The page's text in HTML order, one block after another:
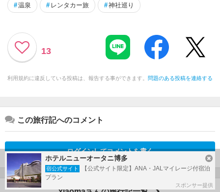
#温泉 # レンタカー旅 #神社巡り
13
利用規約に違反している投稿は、報告する事ができます。 問題のある投稿を連絡する
この旅行記へのコメント
ログインしてコメントを書く
ホテルニューオータニ博多
宿公式サイト
【公式サイト限定】ANA・JALマイレージ付宿泊
プラン
スポンサー提供